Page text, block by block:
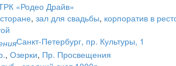
«Родео Драйв»
, зал для свадьбы, корпоратив в
Санкт-Петербург, пр. Культуры, 1
, Озерки, Пр. Просвещения